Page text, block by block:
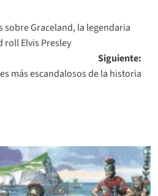
sobre Graceland, la legendaria
roll Elvis Presley
Siguiente:
más escandalosos de la historia